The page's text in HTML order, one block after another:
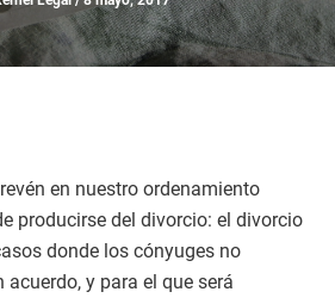
en nuestro ordenamiento
producirse del divorcio: el divorcio
donde los cónyuges no
y para el que será